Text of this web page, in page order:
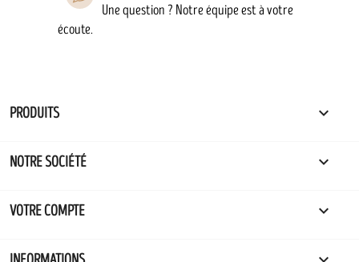
Une question ? Notre équipe est à votre
écoute.
PRODUITS 
NOTRE SOCIÉTÉ 
VOTRE COMPTE 